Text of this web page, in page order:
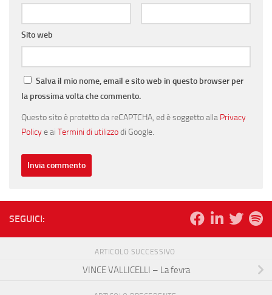
Sito web
Salva il mio nome, email e sito web in questo browser per
la prossima volta che commento.
Questo sito è protetto da reCAPTCHA, ed è soggetto alla Privacy
Policye ai Termini di utilizzodi Google.
SEGUICI:
ARTICOLO SUCCESSIVO
VINCE VALLICELLI – La fevra